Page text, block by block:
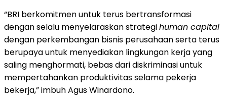
“BRI berkomitmen untuk terus bertransformasi
dengan selalu menyelaraskan strategihuman capital
dengan perkembangan bisnis perusahaan serta terus
berupaya untuk menyediakan lingkungan kerja yang
saling menghormati, bebas dari diskriminasi untuk
mempertahankan produktivitas selama pekerja
bekerja,” imbuh Agus Winardono.